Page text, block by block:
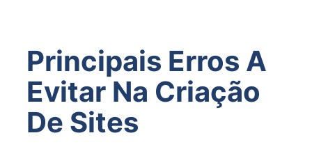
Principais Erros A
Evitar Na Criação
De Sites